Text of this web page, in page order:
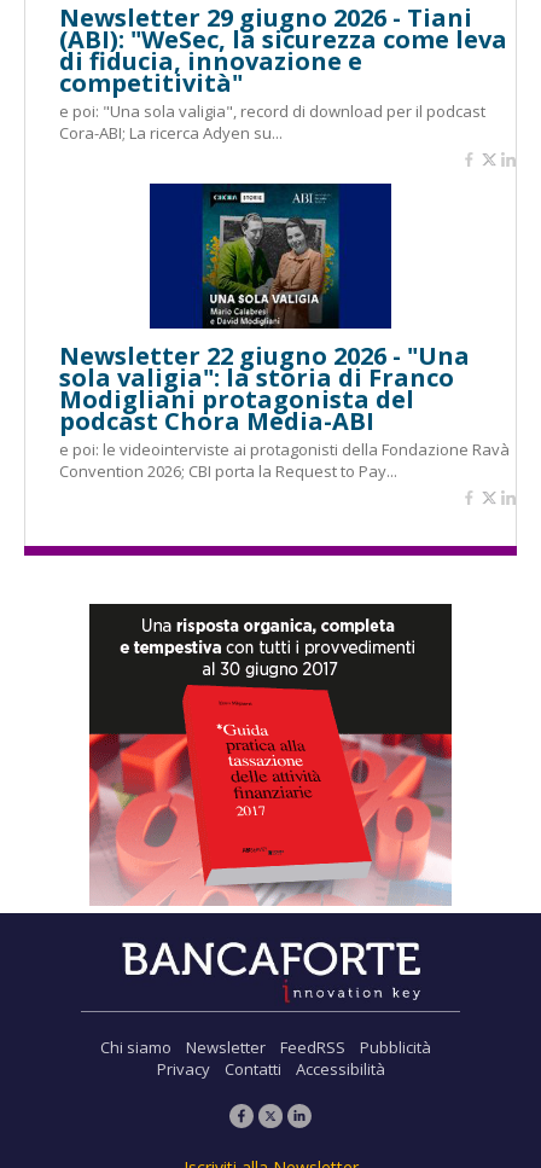
Newsletter 29 giugno 2026 - Tiani
(ABI): "WeSec, la sicurezza come leva
di fiducia, innovazione e
competitività"
e poi: "Una sola valigia", record di download per il podcast
Cora-ABI; La ricerca Adyen su...
Newsletter 22 giugno 2026 - "Una
sola valigia": la storia di Franco
Modigliani protagonista del
podcast Chora Media-ABI
e poi: le videointerviste ai protagonisti della Fondazione Ravà
Convention 2026; CBI porta la Request to Pay...
Chi siamo Newsletter FeedRSS
Pubblicità
Privacy
Contatti Accessibilità